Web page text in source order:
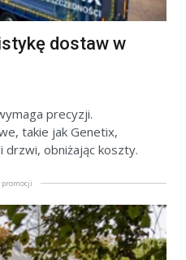
dostaw w
precyzji.
takie jak Genetix,
obniżając koszty.
promocji